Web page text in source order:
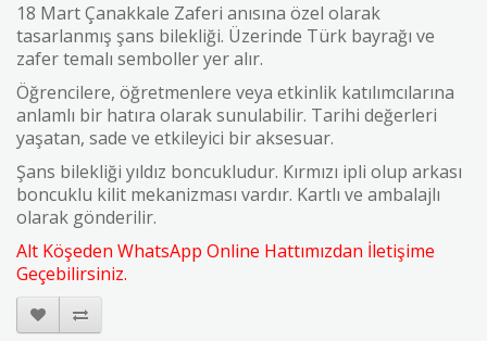
18 Mart Çanakkale Zaferi anısına özel olarak
tasarlanmış şans bilekliği. Üzerinde Türk bayrağı ve
zafer temalı semboller yer alır.
Öğrencilere, öğretmenlere veya etkinlik katılımcılarına
anlamlı bir hatıra olarak sunulabilir. Tarihi değerleri
yaşatan, sade ve etkileyici bir aksesuar.
Şans bilekliği yıldız boncukludur. Kırmızı ipli olup arkası
boncuklu kilit mekanizması vardır. Kartlı ve ambalajlı
olarak gönderilir.
Alt Köşeden WhatsApp Online Hattımızdan İletişime
Geçebilirsiniz.